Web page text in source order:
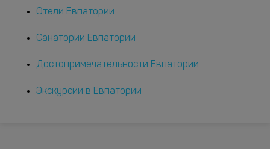
Отели Евпатории
Санатории Евпатории
Достопримечательности Евпатории
Экскурсии в Евпатории